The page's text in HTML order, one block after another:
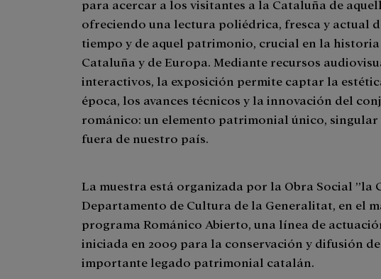
para acercar a los visitantes a la Cataluña de
ofreciendo una lectura poliédrica, fresca y actual
tiempo y de aquel patrimonio, crucial en la historia
Cataluña y de Europa. Mediante recursos
interactivos, la exposición permite captar la
época, los avances técnicos y la innovación del
románico: un elemento patrimonial único,
fuera de nuestro país.
La muestra está organizada por la Obra Social ”la
Departamento de Cultura de la Generalitat, en el
programa Románico Abierto, una línea de
iniciada en 2009 para la conservación y difusión
importante legado patrimonial catalán.